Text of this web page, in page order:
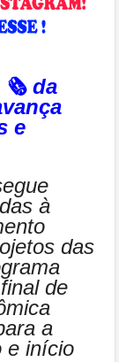
🗞️ da
e
à
das
de
a
e início